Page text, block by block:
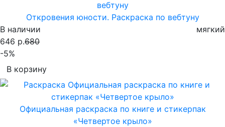
Откровения юности. Раскраска по вебтуну
В наличии
мягкий
646 р.680
-5%
В корзину
Официальная раскраска по книге и стикерпак
«Четвертое крыло»